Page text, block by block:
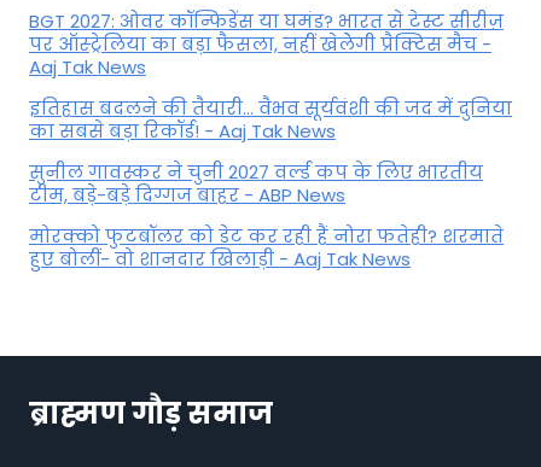
BGT 2027: ओवर कॉन्फिडेंस या घमंड? भारत से टेस्ट सीरीज़
पर ऑस्ट्रेलिया का बड़ा फैसला, नहीं खेलेेगी प्रैक्टिस मैच -
Aaj Tak News
इतिहास बदलने की तैयारी... वैभव सूर्यवंशी की जद में दुनिया
का सबसे बड़ा रिकॉर्ड! - Aaj Tak News
सुनील गावस्कर ने चुनी 2027 वर्ल्ड कप के लिए भारतीय
टीम, बड़े-बड़े दिग्गज बाहर - ABP News
मोरक्को फुटबॉलर को डेट कर रही हैं नोरा फतेही? शरमाते
हुए बोलीं- वो शानदार खिलाड़ी - Aaj Tak News
ब्राह्मण गौड़ समाज